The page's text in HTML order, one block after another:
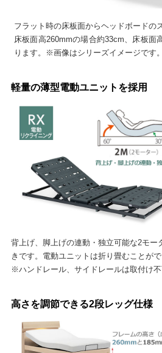
フラット時の床板面からヘッドボードの
床板面高260mmの場合約33cm、床板面
ります。※画像はシリーズイメージです。
軽量の薄型電動ユニットを採用
背上げ、脚上げの連動・独立可能な2モー
きです。電動ユニットは折り畳むことが
※ハンドレール、サイドレールは取付け不
高さを調節できる2段レッグ仕様